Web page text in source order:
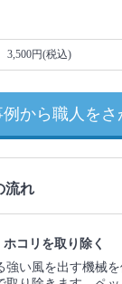
3,500円(税込)
から職人をさ
流れ
コリを取り除く
強い風を出す機械